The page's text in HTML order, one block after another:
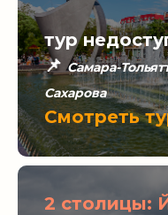
тур
📌Самара-
Сахарова
Смотреть
2 столицы: